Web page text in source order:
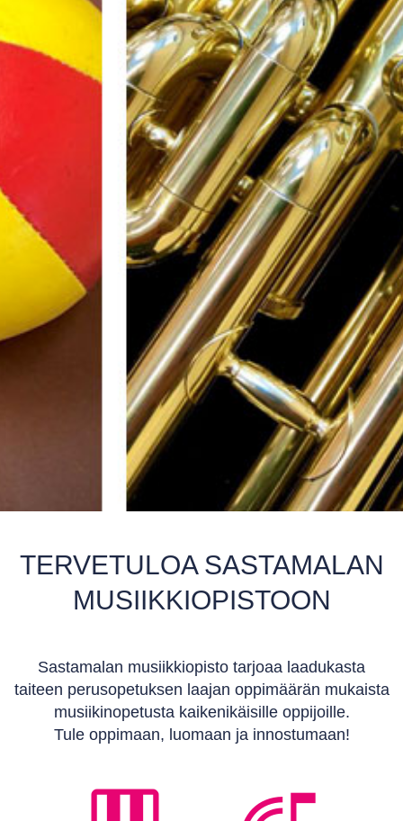
TERVETULOA SASTAMALAN
MUSIIKKIOPISTOON
Sastamalan musiikkiopisto tarjoaa laadukasta
taiteen perusopetuksen laajan oppimäärän mukaista
musiikinopetusta kaikenikäisille oppijoille.
Tule oppimaan, luomaan ja innostumaan!